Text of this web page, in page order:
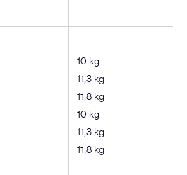
10 kg
11,3 kg
11,8 kg
10 kg
11,3 kg
11,8 kg